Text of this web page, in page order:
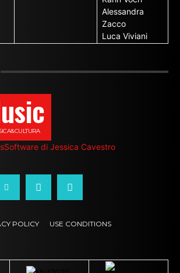
Alessandra
Zacco
Luca Viviani
di Jessica Cavestro
POLICY USE CONDITIONS